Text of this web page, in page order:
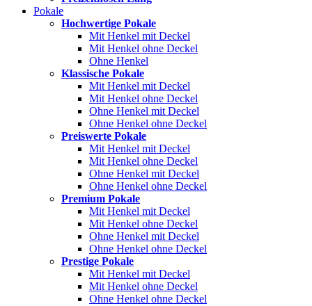
Pokale
Hochwertige Pokale
Mit Henkel mit Deckel
Mit Henkel ohne Deckel
Ohne Henkel
Klassische Pokale
Mit Henkel mit Deckel
Mit Henkel ohne Deckel
Ohne Henkel mit Deckel
Ohne Henkel ohne Deckel
Preiswerte Pokale
Mit Henkel mit Deckel
Mit Henkel ohne Deckel
Ohne Henkel mit Deckel
Ohne Henkel ohne Deckel
Premium Pokale
Mit Henkel mit Deckel
Mit Henkel ohne Deckel
Ohne Henkel mit Deckel
Ohne Henkel ohne Deckel
Prestige Pokale
Mit Henkel mit Deckel
Mit Henkel ohne Deckel
Ohne Henkel ohne Deckel